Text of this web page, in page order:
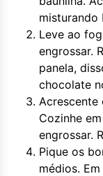
misturando
Leve ao
engrossar.
panela,
chocolate
Acrescente
Cozinhe
engrossar.
Pique os
médios.